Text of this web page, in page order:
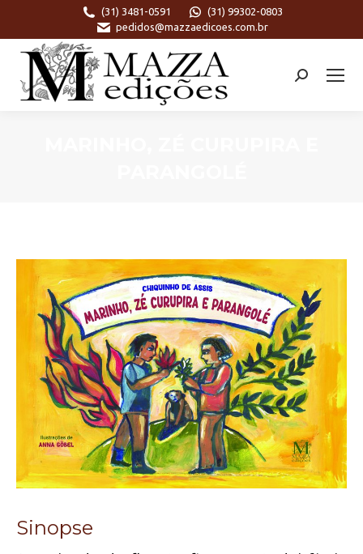
(31) 3481-0591
(31) 99302-0803
pedidos@mazzaedicoes.com.br
Search:
Sinopse